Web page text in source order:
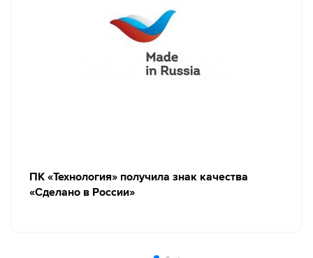
ПК «Технология» получила знак качества
«Сделано в России»